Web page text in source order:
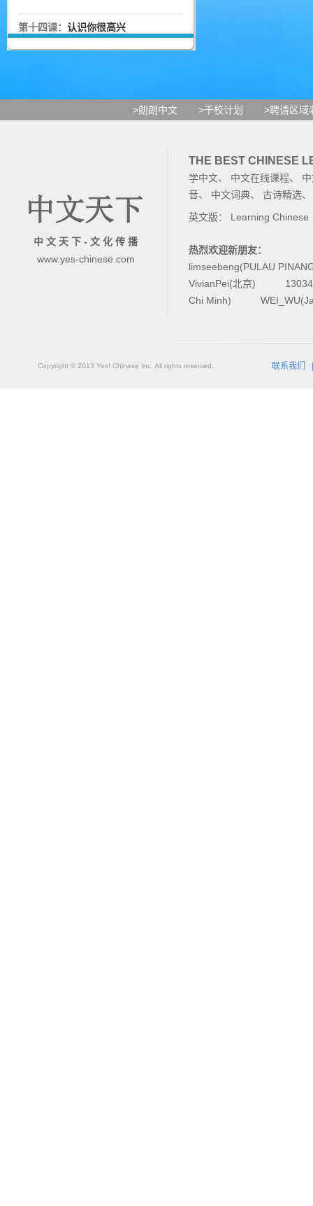
第十四课： 认识你很高兴
>朗朗中文 >千校计划 >聘请区域
中 文 天 下 - 文 化 传 播
www.yes-chinese.com
THE BEST CHINESE
学中文、 中文在线课程、
音、 中文词典、 古诗精选
英文版： Learning Chinese
热烈欢迎新朋友：
limseebeng(PULAU
VivianPei(北京)
Chi Minh)
Copyright © 2013 Yes! Chinese Inc. All rights reserved. 联系我们